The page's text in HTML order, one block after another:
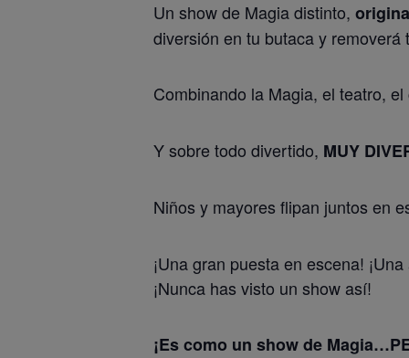
Un show de Magia distinto,
diversión en tu butaca y removerá
Combinando la Magia, el teatro, el
Y sobre todo divertido, MUY
Niños y mayores flipan juntos en
¡Una gran puesta en escena!
¡Nunca has visto un show así!
¡Es como un show de